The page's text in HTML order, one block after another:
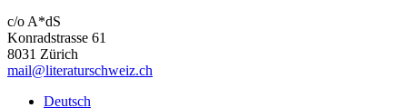
c/o A*dS
Konradstrasse 61
8031 Zürich
mail@literaturschweiz.ch
Deutsch